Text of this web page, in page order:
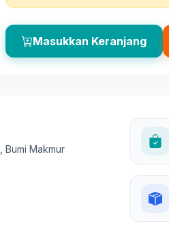
Masukkan Keranjang
Bumi Makmur